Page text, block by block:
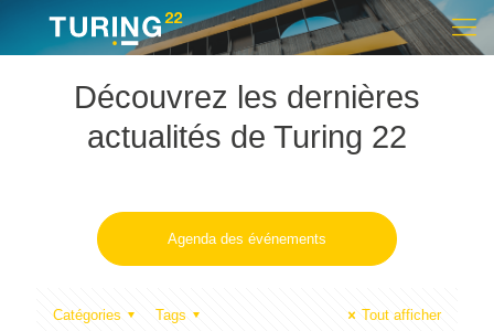
Découvrez les dernières
actualités de Turing 22
Agenda des événements
Catégories Tags Tout afficher